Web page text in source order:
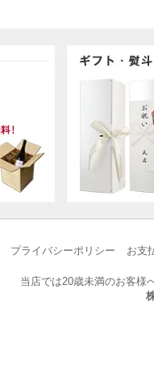
プライバシーポリシー お支
当店では20歳未満のお客様